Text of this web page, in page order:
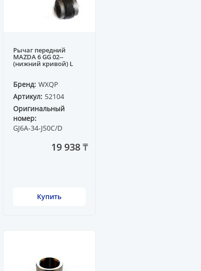
Рычаг передний
MAZDA 6 GG 02--
(нижний кривой) L
Бренд: WXQP
Артикул: 52104
Оригинальный
номер:
GJ6A-34-J50C/D
19 938 ₸
Купить